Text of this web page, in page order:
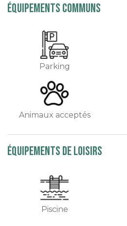
équipements communs
Parking
Animaux acceptés
équipements de loisirs
Piscine